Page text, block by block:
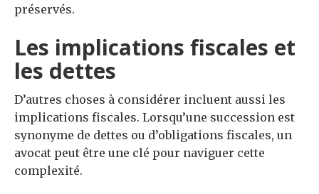
préservés.
Les implications fiscales et
les dettes
D’autres choses à considérer incluent aussi les
implications fiscales. Lorsqu’une succession est
synonyme de dettes ou d’obligations fiscales, un
avocat peut être une clé pour naviguer cette
complexité.